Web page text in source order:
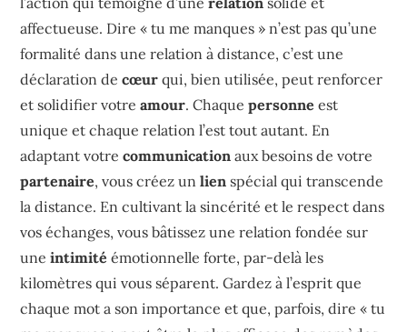
affectueuse. Dire « tu me manques » n’est pas qu’une
formalité dans une relation à distance, c’est une
déclaration decœur qui, bien utilisée, peut renforcer
et solidifier votreamour. Chaquepersonne est
unique et chaque relation l’est tout autant. En
adaptant votrecommunication aux besoins de votre
partenaire, vous créez unlien spécial qui transcende
la distance. En cultivant la sincérité et le respect dans
vos échanges, vous bâtissez une relation fondée sur
uneintimité émotionnelle forte, par-delà les
kilomètres qui vous séparent. Gardez à l’esprit que
chaque mot a son importance et que, parfois, dire « tu